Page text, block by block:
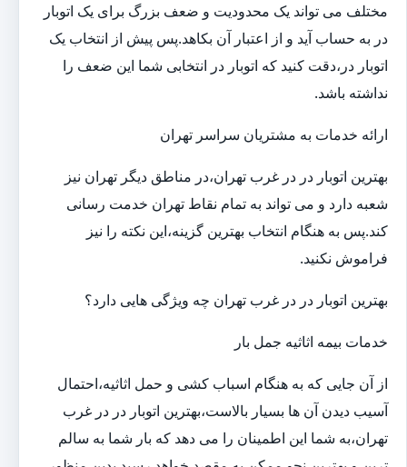
مختلف می تواند یک محدودیت و ضعف بزرگ برای یک اتوبار
در به حساب آید و از اعتبار آن بکاهد.پس پیش از انتخاب یک
اتوبار در،دقت کنید که اتوبار در انتخابی شما این ضعف را
نداشته باشد.
ارائه خدمات به مشتریان سراسر تهران
بهترین اتوبار در در غرب تهران،در مناطق دیگر تهران نیز
شعبه دارد و می تواند به تمام نقاط تهران خدمت رسانی
کند.پس به هنگام انتخاب بهترین گزینه،این نکته را نیز
فراموش نکنید.
بهترین اتوبار در در غرب تهران چه ویژگی هایی دارد؟
خدمات بیمه اثاثیه جمل بار
از آن جایی که به هنگام اسباب کشی و حمل اثاثیه،احتمال
آسیب دیدن آن ها بسیار بالاست،بهترین اتوبار در در غرب
تهران،به شما این اطمینان را می دهد که بار شما به سالم